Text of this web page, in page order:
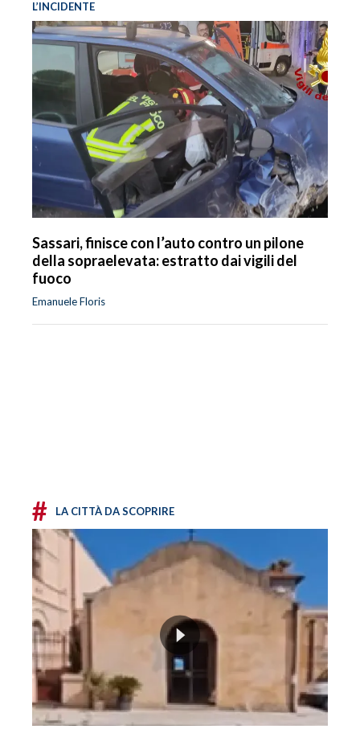
L’INCIDENTE
Sassari, finisce con l’auto contro un pilone
della sopraelevata: estratto dai vigili del
fuoco
Emanuele Floris
# LA CITTÀ DA SCOPRIRE